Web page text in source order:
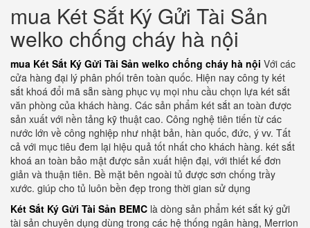
mua Két Sắt Ký Gửi Tài Sản
welko chống cháy hà nội
mua Két Sắt Ký Gửi Tài Sản welko chống cháy hà nội Với các
cửa hàng đại lý phân phối trên toàn quốc. Hiện nay công ty két
sắt khoá đổi mã sẵn sàng phục vụ mọi nhu cầu chọn lựa két sắt
văn phòng của khách hàng. Các sản phẩm két sắt an toàn được
sản xuất với nền tảng kỹ thuật cao. Công nghệ tiên tiến từ các
nước lớn về công nghiệp như nhật bản, hàn quốc, đức, ý vv. Tất
cả với mục tiêu đem lại hiệu quả tốt nhất cho khách hàng. két sắt
khoá an toàn bảo mật được sản xuất hiện đại, với thiết kế đơn
giản và thuận tiên. Bề mặt bên ngoài tủ được sơn chống trầy
xước. giúp cho tủ luôn bền đẹp trong thời gian sử dụng
Két Sắt Ký Gửi Tài Sản BEMC là dòng sản phẩm két sắt ký gửi
tài sản chuyên dụng dùng trong các hệ thống ngân hàng, Merrion